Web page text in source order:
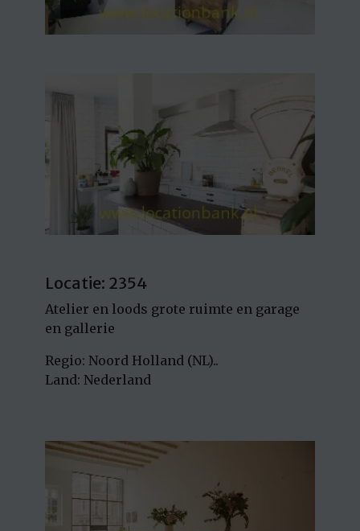
Locatie: 2354
Atelier en loods grote ruimte en garage
en gallerie
Regio: Noord Holland (NL)..
Land: Nederland